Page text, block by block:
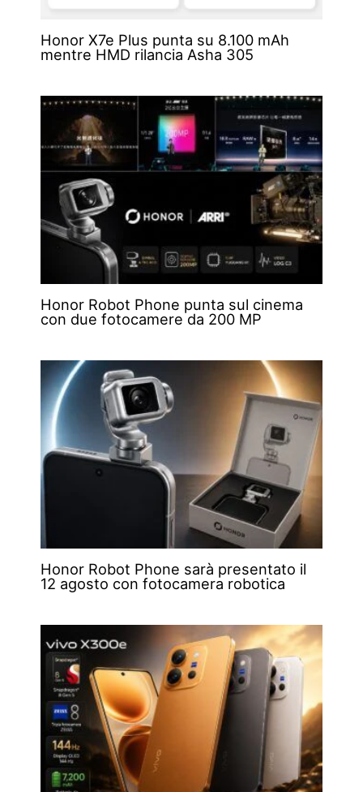
Honor X7e Plus punta su 8.100 mAh
mentre HMD rilancia Asha 305
Honor Robot Phone punta sul cinema
con due fotocamere da 200 MP
Honor Robot Phone sarà presentato il
12 agosto con fotocamera robotica